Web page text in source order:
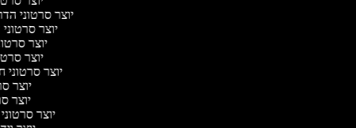
יוצר סרטוני
יוצר סרטוני
יוצר
יוצר
יוצר סרטוני
יוצר
יוצר
יוצר סרטוני